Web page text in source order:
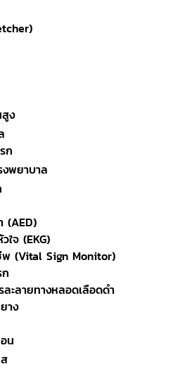
ง
ก
พยาบาล
(AED)
ใจ (EKG)
(Vital Sign Monitor)
ละลายทางหลอดเลือดดำ
าง
น